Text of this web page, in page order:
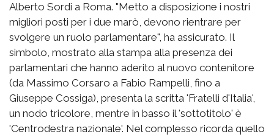
Alberto Sordi a Roma. "Metto a disposizione i nostri
migliori posti per i due marò, devono rientrare per
svolgere un ruolo parlamentare", ha assicurato. Il
simbolo, mostrato alla stampa alla presenza dei
parlamentari che hanno aderito al nuovo contenitore
(da Massimo Corsaro a Fabio Rampelli, fino a
Giuseppe Cossiga), presenta la scritta 'Fratelli d'Italia',
un nodo tricolore, mentre in basso il 'sottotitolo' è
'Centrodestra nazionale'. Nel complesso ricorda quello